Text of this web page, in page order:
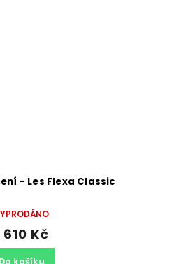
- Les Flexa Classic
610 Kč
Do košíku